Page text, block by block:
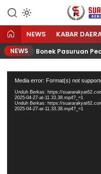
Sumber
NEWS KABAR
NEWSBonek Pasuruan Pecah
Media error: Format(s) not
Unduh Berkas: https://
2025-04-27-at-11.33.38.mp4?_=1
Unduh Berkas: https://
2025-04-27-at-11.33.38.mp4?_=1